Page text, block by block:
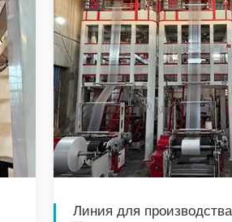
Линия для